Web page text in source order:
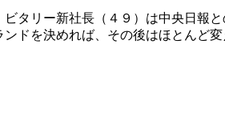
タリー新社長（４９）は中央日報
ドを決めれば、その後はほとんど